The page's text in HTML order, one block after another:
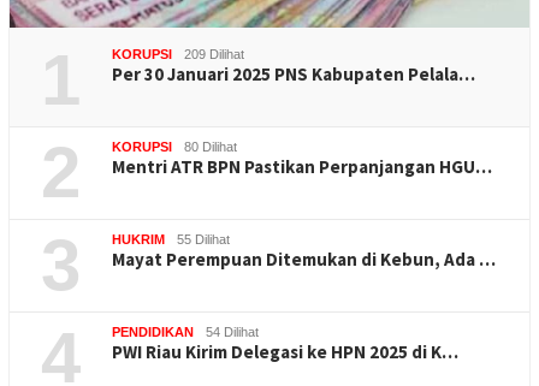
1 KORUPSI 209 Dilihat
Per 30 Januari 2025 PNS Kabupaten Pelala…
2 KORUPSI 80 Dilihat
Mentri ATR BPN Pastikan Perpanjangan HGU…
3 HUKRIM 55 Dilihat
Mayat Perempuan Ditemukan di Kebun, Ada …
4 PENDIDIKAN 54 Dilihat
PWI Riau Kirim Delegasi ke HPN 2025 di K…